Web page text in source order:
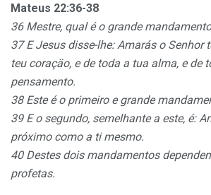
Mateus 22:36-38
36 Mestre, qual é o grande
37 E Jesus disse-lhe: Amarás o Senhor
teu coraçäo, e de toda a tua alma, e de
pensamento.
38 Este é o primeiro e grande
39 E o segundo, semelhante a este, é:
próximo como a ti mesmo.
40 Destes dois mandamentos
profetas.